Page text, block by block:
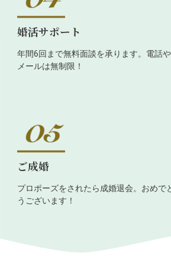
婚活サポート
年間6回まで無料面談を承ります。電話や
メールは無制限！
ご成婚
プロポーズをされたら成婚退会。おめで
うございます！